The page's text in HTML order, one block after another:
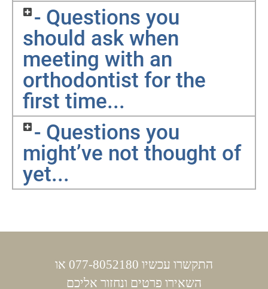
- Questions you
should ask when
meeting with an
orthodontist for the
first time...
- Questions you
might’ve not thought of
yet...
התקשרו עכשיו 077-8052180 או
השאירו פרטים ונחזור אליכם